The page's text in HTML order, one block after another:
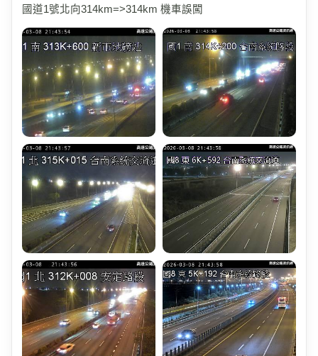
國道1號北向314km=>314km 機車誤闖